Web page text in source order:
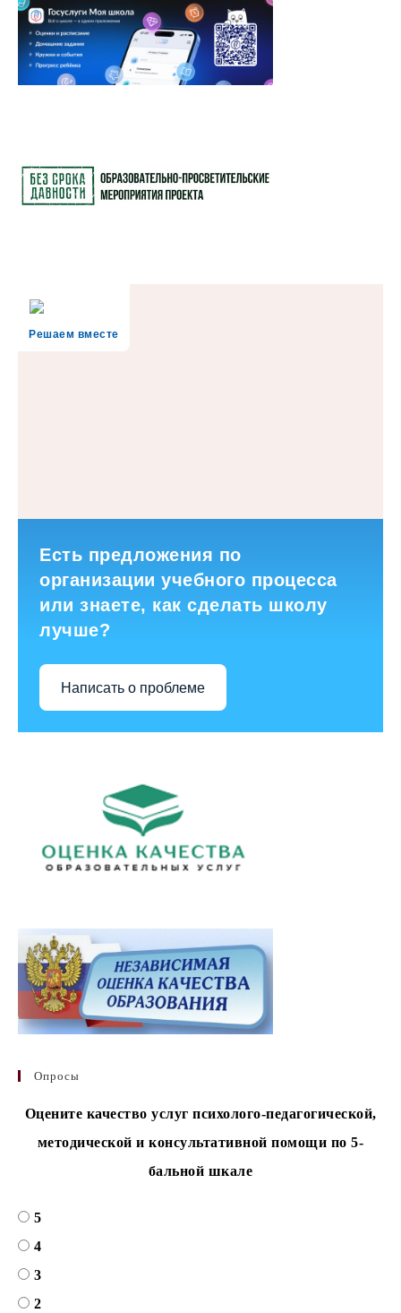
Решаем вместе
Есть предложения по
организации учебного процесса
или знаете, как сделать школу
лучше?
Написать о проблеме
Опросы
Оцените качество услуг психолого-педагогической,
методической и консультативной помощи по 5-
бальной шкале
5
4
3
2